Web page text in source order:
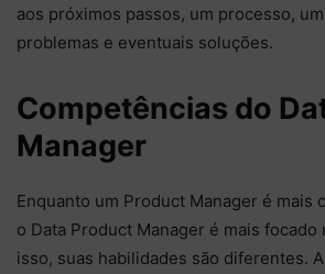
aos próximos passos, um processo,
problemas e eventuais soluções.
Competências do
Manager
Enquanto um Product Manager é mais
o Data Product Manager é mais focado
isso, suas habilidades são diferentes.